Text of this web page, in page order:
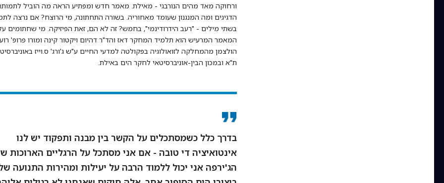
ורחוקה מאד מהים הנורבגי - מאילת. מאמר חדש ומפתיע הראה מה הוביל
הדגיגים ומה המנגנון שעומד מאחוריה. בשורה התחתונה, מי הרוצח? אם נרצה
בשתי מילים - "רעב הידרודינמי", בחמש? זה לא הם, זאת הפיזיקה. מי שחתומים
המאמר המרעיש הוא תלמיד המחקר דאז והד"ר דהיום ויקטור קינה ומורו פרופ'
הולצמן מהמחלקה לזואולוגיה בפקולטה למדעי החיים ע"ש ג'ורג' ס.וייז
ת"א ובמכון הבין-אוניברסיטאי לחקר הים באילת.
בדרך כלל כשמסתכלים על הקשר בין מבנה ותפקוד יש לנו
אינטואיציה די טובה - אם אני מסתכל על הרגליים הארוכות
הג'ירפה אני יכול ללמוד הרבה על יעילות ומהירות התנועה